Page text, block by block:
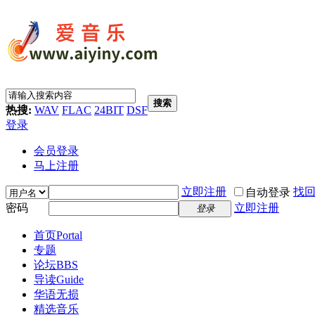
热搜: WAV FLAC 24BIT DSF
搜索
登录
会员登录
马上注册
立即注册 自动登录 找
密码
登录 立即注册
首页Portal
专题
论坛BBS
导读Guide
华语无损
精选音乐